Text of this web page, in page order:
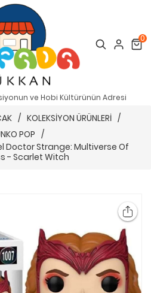
Search Cart
0
ve Hobi Kültürünün Adresi
/ KOLEKSİYON ÜRÜNLERİ /
POP /
Doctor Strange: Multiverse Of
- Scarlet Witch